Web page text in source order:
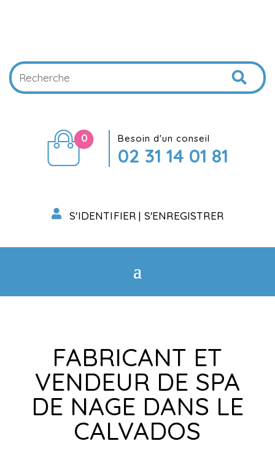
0 Besoin d'un conseil
02 31 14 01 81
S'IDENTIFIER | S'ENREGISTRER
FABRICANT ET
VENDEUR DE SPA
DE NAGE DANS LE
CALVADOS